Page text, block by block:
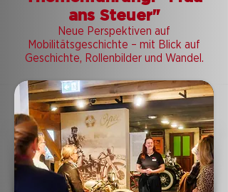
ans Steuer"
Neue Perspektiven auf
Mobilitätsgeschichte – mit Blick auf
Geschichte, Rollenbilder und Wandel.